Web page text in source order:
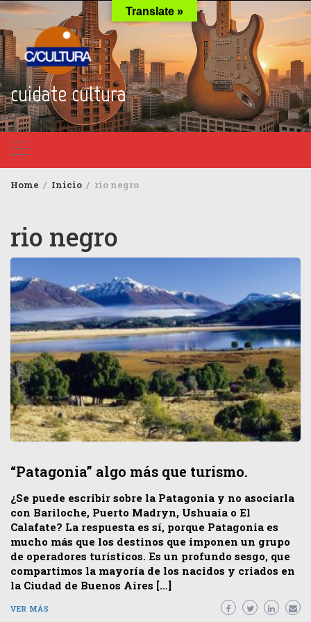
Skip
to
content
cuidate cultura
Home Inicio rio negro
rio negro
“Patagonia” algo más que turismo.
¿Se puede escribir sobre la Patagonia y no asociarla
con Bariloche, Puerto Madryn, Ushuaia o El
Calafate? La respuesta es sí, porque Patagonia es
mucho más que los destinos que imponen un grupo
de operadores turísticos. Es un profundo sesgo, que
compartimos la mayoría de los nacidos y criados en
la Ciudad de Buenos Aires […]
VER MÁS
Translate »